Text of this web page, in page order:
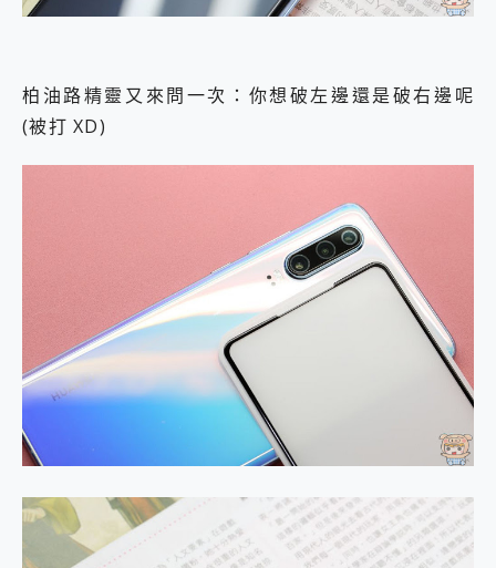
柏油路精靈又來問一次：你想破左邊還是破右邊呢
(被打 XD)